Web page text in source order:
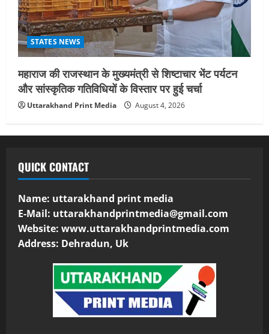
STATES NEWS
महाराज की राजस्थान के मुख्यमंत्री से शिष्टाचार भेंट पर्यटन
और सांस्कृतिक गतिविधियों के विस्तार पर हुई चर्चा
Uttarakhand Print Media August 4, 2026
QUICK CONTACT
Name: uttarakhand print media
E-Mail: uttarakhandprintmedia@gmail.com
Website: www.uttarakhandprintmedia.com
Address: Dehradun, Uk